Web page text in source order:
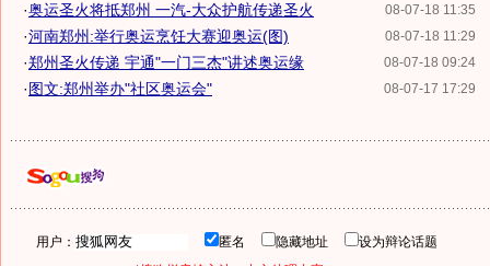
08-07-18 11:35
·奥运圣火将抵郑州 一汽-大众护航传递圣火
08-07-18 11:29
·河南郑州:举行奥运烹饪大赛迎奥运(图)
08-07-18 09:24
·郑州圣火传递 宇通"一门三杰"讲述奥运缘
08-07-17 17:29
·图文:郑州举办"社区奥运会"
用户： 匿名 隐藏地址
设为辩论话题